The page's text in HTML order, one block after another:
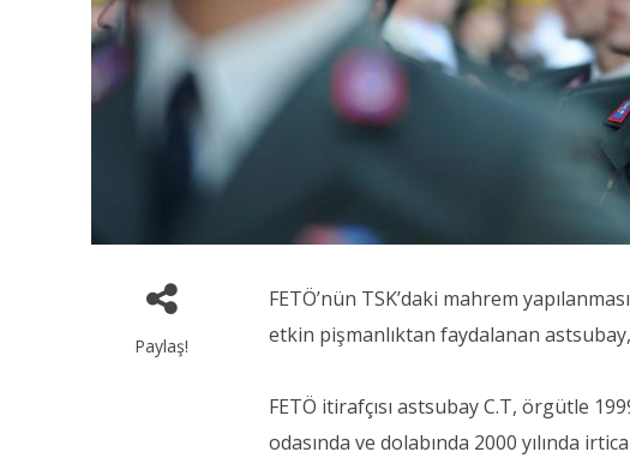
Paylaş!
FETÖ’nün TSK’daki mahrem
etkin pişmanlıktan faydalanan
FETÖ itirafçısı astsubay C.T, örgütle
odasında ve dolabında 2000 yılında